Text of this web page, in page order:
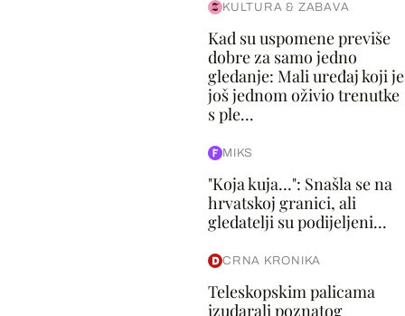
KULTURA & ZABAVA
Kad su uspomene previše
dobre za samo jedno
gledanje: Mali uređaj koji je
još jednom oživio trenutke
s ple...
MIKS
"Koja kuja…": Snašla se na
hrvatskoj granici, ali
gledatelji su podijeljeni...
CRNA KRONIKA
Teleskopskim palicama
izudarali poznatog